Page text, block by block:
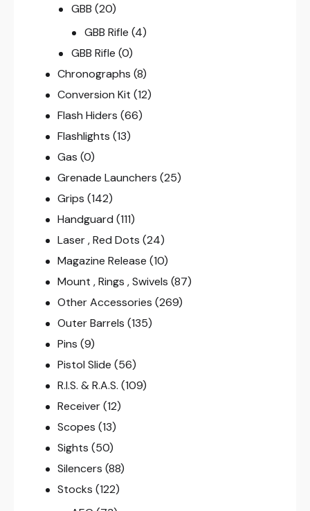
GBB (20)
GBB Rifle (4)
GBB Rifle (0)
Chronographs (8)
Conversion Kit (12)
Flash Hiders (66)
Flashlights (13)
Gas (0)
Grenade Launchers (25)
Grips (142)
Handguard (111)
Laser , Red Dots (24)
Magazine Release (10)
Mount , Rings , Swivels (87)
Other Accessories (269)
Outer Barrels (135)
Pins (9)
Pistol Slide (56)
R.I.S. & R.A.S. (109)
Receiver (12)
Scopes (13)
Sights (50)
Silencers (88)
Stocks (122)